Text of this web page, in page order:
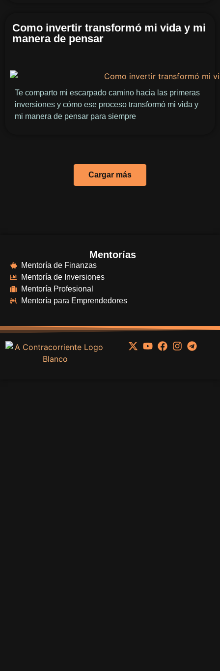
Como invertir transformó mi vida y mi
manera de pensar
Te comparto mi escarpado camino hacia las primeras
inversiones y cómo ese proceso transformó mi vida y
mi manera de pensar para siempre
Cargar más
Mentorías
Mentoría de Finanzas
Mentoría de Inversiones
Mentoría Profesional
Mentoría para Emprendedores